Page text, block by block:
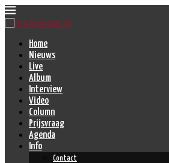
Home
Nieuws
Live
Album
Interview
Video
Column
Prijsvraag
Agenda
Info
Contact